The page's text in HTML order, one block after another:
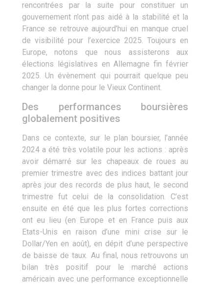
rencontrées par la suite pour constituer un
gouvernement n’ont pas aidé à la stabilité et la
France se retrouve aujourd’hui en manque cruel
de visibilité pour l’exercice 2025. Toujours en
Europe, notons que nous assisterons aux
élections législatives en Allemagne fin février
2025. Un évènement qui pourrait quelque peu
changer la donne pour le Vieux Continent.
Des performances boursières
globalement positives
Dans ce contexte, sur le plan boursier, l’année
2024 a été très volatile pour les actions : après
avoir démarré sur les chapeaux de roues au
premier trimestre avec des indices battant jour
après jour des records de plus haut, le second
trimestre fut celui de la consolidation. C’est
ensuite en été que les plus fortes corrections
ont eu lieu (en Europe et en France puis aux
Etats-Unis en raison d’une mini crise sur le
Dollar/Yen en août), en dépit d’une perspective
de baisse de taux. Au final, nous retrouvons un
bilan très positif pour le marché actions
américain avec une performance exceptionnelle